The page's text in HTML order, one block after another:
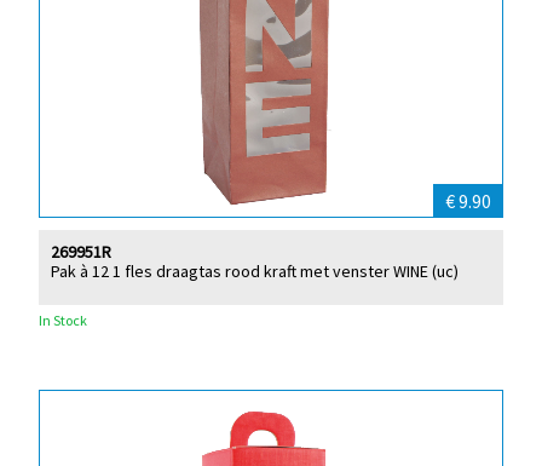
€ 9.90
Pak à 12 1 fles draagtas rood kraft met venster WINE (uc)
269951R
In Stock